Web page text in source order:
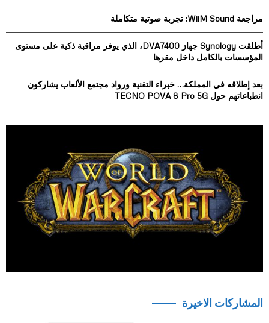
:
H
مراجعة WiiM Sound: تجربة صوتية متكاملة
أطلقت Synology جهاز DVA7400، الذي يوفر مراقبة ذكية على مستوى
المؤسسات بالكامل داخل مقرها
بعد إطلاقه في المملكة… خبراء التقنية ورواد مجتمع الألعاب يشاركون
انطباعاتهم حول TECNO POVA 8 Pro 5G
المشاركات الاخيرة